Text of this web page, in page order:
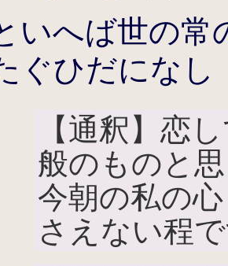
いへば世の常
ぐひだになし
【通釈】恋
般のものと
今朝の私の
さえない程